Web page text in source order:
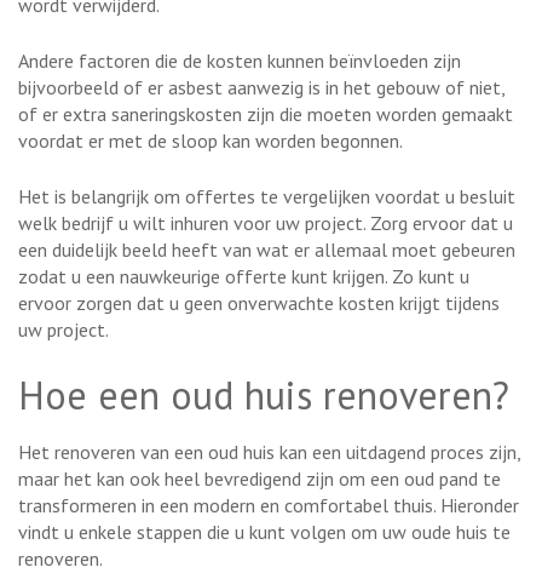
wordt verwijderd.
Andere factoren die de kosten kunnen beïnvloeden zijn
bijvoorbeeld of er asbest aanwezig is in het gebouw of niet,
of er extra saneringskosten zijn die moeten worden gemaakt
voordat er met de sloop kan worden begonnen.
Het is belangrijk om offertes te vergelijken voordat u besluit
welk bedrijf u wilt inhuren voor uw project. Zorg ervoor dat u
een duidelijk beeld heeft van wat er allemaal moet gebeuren
zodat u een nauwkeurige offerte kunt krijgen. Zo kunt u
ervoor zorgen dat u geen onverwachte kosten krijgt tijdens
uw project.
Hoe een oud huis renoveren?
Het renoveren van een oud huis kan een uitdagend proces zijn,
maar het kan ook heel bevredigend zijn om een ​​oud pand te
transformeren in een modern en comfortabel thuis. Hieronder
vindt u enkele stappen die u kunt volgen om uw oude huis te
renoveren.